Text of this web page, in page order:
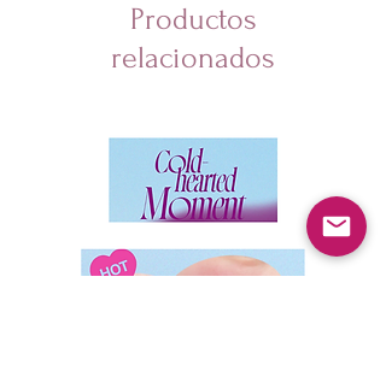
Productos
relacionados